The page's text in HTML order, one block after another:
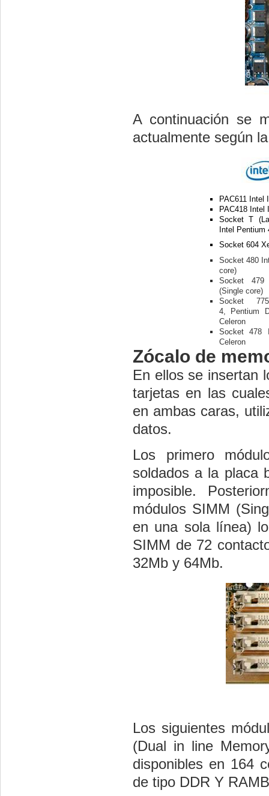
A continuación se
actualmente según
PAC611 Intel
PAC418 Intel
Socket T
Intel Pentium
Socket 604
Socket 480
core)
Socket
(Single core)
Socket
4, Pentium
Celeron
Socket 478
Celeron
Zócalo de
En ellos se insertan
tarjetas en las
en ambas caras,
datos.
Los primero
soldados a la placa
imposible.
módulos SIMM
en una sola línea)
SIMM de 72
32Mb y 64Mb.
Los siguientes
(Dual in line
disponibles en 164
de tipo DDR Y